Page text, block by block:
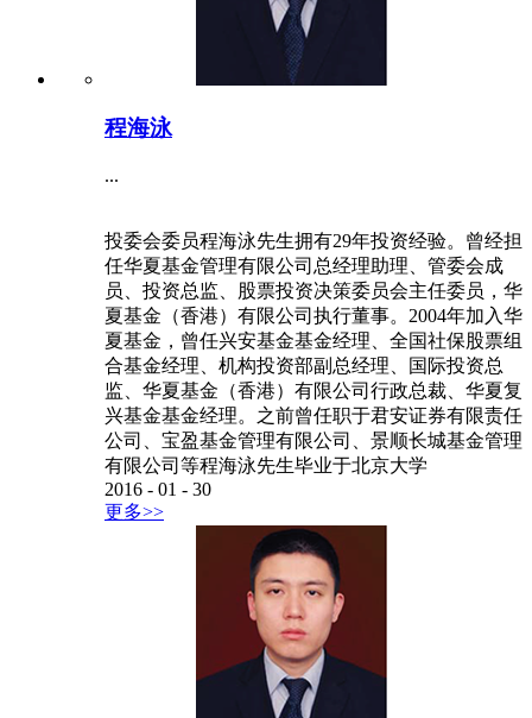
程海泳
...
投委会委员程海泳先生拥有29年投资经验。曾经担
任华夏基金管理有限公司总经理助理、管委会成
员、投资总监、股票投资决策委员会主任委员，华
夏基金（香港）有限公司执行董事。2004年加入华
夏基金，曾任兴安基金基金经理、全国社保股票组
合基金经理、机构投资部副总经理、国际投资总
监、华夏基金（香港）有限公司行政总裁、华夏复
兴基金基金经理。之前曾任职于君安证券有限责任
公司、宝盈基金管理有限公司、景顺长城基金管理
有限公司等程海泳先生毕业于北京大学
2016 - 01 - 30
更多>>